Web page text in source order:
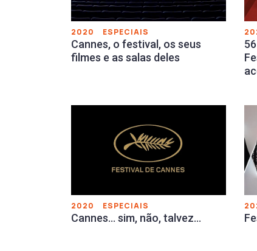
2020 ESPECIAIS
Cannes, o festival, os seus
filmes e as salas deles
2020 ESPECIAIS
Cannes… sim, não, talvez…